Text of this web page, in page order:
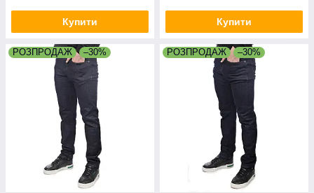
Купити Купити
РОЗПРОДАЖ –30% РОЗПРОДАЖ –30%